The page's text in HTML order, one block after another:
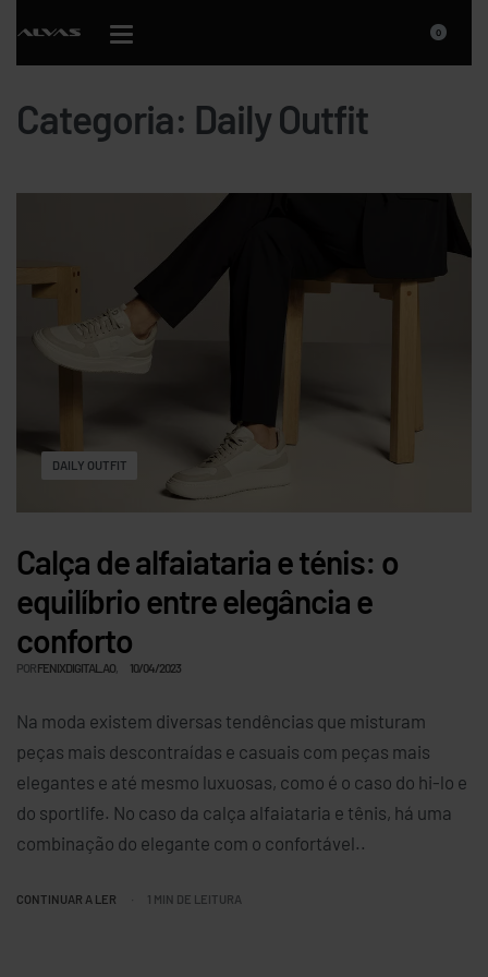
0
Categoria: Daily Outfit
DAILY OUTFIT
Calça de alfaiataria e ténis: o
equilíbrio entre elegância e
conforto
PORFENIXDIGITAL.AO 10/04/2023
Na moda existem diversas tendências que misturam
peças mais descontraídas e casuais com peças mais
elegantes e até mesmo luxuosas, como é o caso do hi-lo e
do sportlife. No caso da calça alfaiataria e tênis, há uma
combinação do elegante com o confortável..
CONTINUAR A LER 1 MIN DE LEITURA